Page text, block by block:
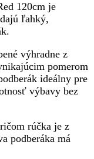
120cm je
ľahký,
výhradne z
pomerom
ideálny pre
výbavy bez
rúčka je z
podberáka má